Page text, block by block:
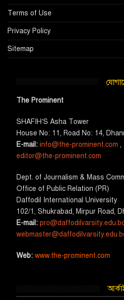
Terms of Use
Privacy Policy
Sitemap
The Prominent
SHAFIH’S Asha​ Tower​
House No: 11, Road No: 14,
E-mail:info@the-prominent.com ,
editor@the-prominent.com
​Dept. of Journalism & Mass
Office of Public Relation (PR)
​Daffodil International University
102/1, Shukrabad, Mirpur Road,
E-mail:pro@daffodilvarsity.edu.bd
Web:www.the-prominent.com